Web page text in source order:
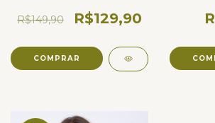
R$149,90 R$129,90
COMPRAR